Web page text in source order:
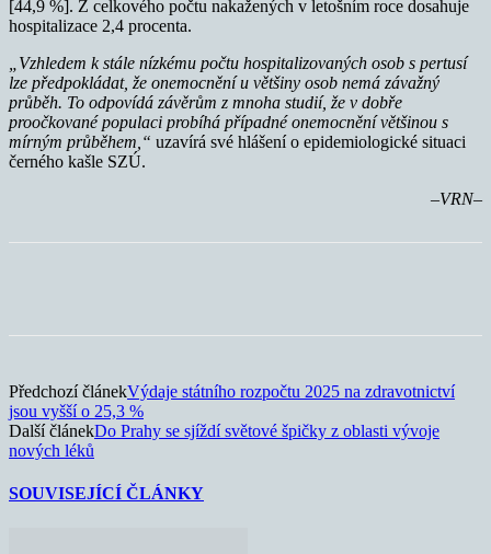
[44,9 %]. Z celkového počtu nakažených v letošním roce dosahuje
hospitalizace 2,4 procenta.
„Vzhledem k stále nízkému počtu hospitalizovaných osob s pertusí
lze předpokládat, že onemocnění u většiny osob nemá závažný
průběh. To odpovídá závěrům z mnoha studií, že v dobře
proočkované populaci probíhá případné onemocnění většinou s
mírným průběhem,“ uzavírá své hlášení o epidemiologické situaci
černého kašle SZÚ.
–VRN–
Předchozí článekVýdaje státního rozpočtu 2025 na zdravotnictví
jsou vyšší o 25,3 %
Další článekDo Prahy se sjíždí světové špičky z oblasti vývoje
nových léků
SOUVISEJÍCÍ ČLÁNKY